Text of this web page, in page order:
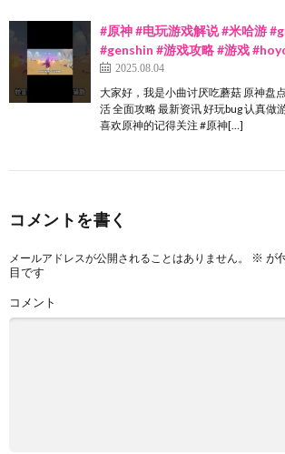
#原神 #电玩游戏解说 #米哈游
#genshin #游戏攻略 #游戏
2025.08.04
大家好，我是小曲讨厌吃蘑菇 原神盘
活 全面攻略 最新资讯 好玩bug 认真做
喜欢原神的记得关注 #原神[…]
コメントを書く
メールアドレスが公開されることはありません。 ※ が
目です
コメント